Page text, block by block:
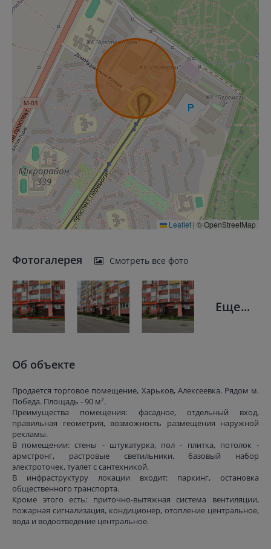
Leaflet | © OpenStreetMap
Фотогалерея Смотреть все фото
Еще...
Об объекте
Продается торговое помещение, Харьков, Алексеевка. Рядом м.
Победа. Площадь - 90 м².
Преимущества помещения: фасадное, отдельный вход,
правильная геометрия, возможность размещения наружной
рекламы.
В помещении: стены - штукатурка, пол - плитка, потолок -
армстронг, растровые светильники, базовый набор
электроточек, туалет с сантехникой.
В инфраструктуру локации входит: паркинг, остановка
общественного транспорта.
Кроме этого есть: приточно-вытяжная система вентиляции,
пожарная сигнализация, кондиционер, отопление центральное,
вода и водоотведение центральное.